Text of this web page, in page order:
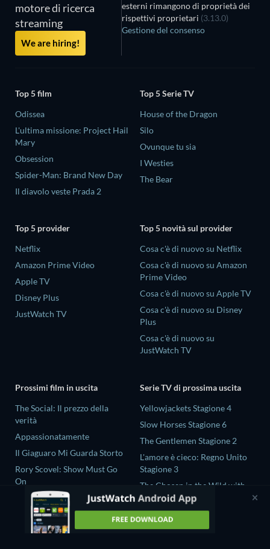
motore di ricerca
streaming
We are hiring!
esterni rimangono di proprietà dei
rispettivi proprietari (3.13.0)
Gestione del consenso
Top 5 film
Odissea
L'ultima missione: Project Hail
Mary
Obsession
Spider-Man: Brand New Day
Il diavolo veste Prada 2
Top 5 Serie TV
House of the Dragon
Silo
Ovunque tu sia
I Westies
The Bear
Top 5 provider
Netflix
Amazon Prime Video
Apple TV
Disney Plus
JustWatch TV
Top 5 novità sul provider
Cosa c'è di nuovo su Netflix
Cosa c'è di nuovo su Amazon
Prime Video
Cosa c'è di nuovo su Apple TV
Cosa c'è di nuovo su Disney
Plus
Cosa c'è di nuovo su
JustWatch TV
Prossimi film in uscita
The Social: Il prezzo della
verità
Appassionatamente
Il Giaguaro Mi Guarda Storto
Rory Scovel: Show Must Go
On
Nando tra due mondi - Un film
di Sintonia
Serie TV di prossima uscita
Yellowjackets Stagione 4
Slow Horses Stagione 6
The Gentlemen Stagione 2
L'amore è cieco: Regno Unito
Stagione 3
The Chosen in the Wild with
Bear Grylls Stagione 1